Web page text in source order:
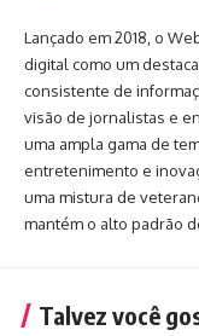
Lançado em 2018, o
digital como um
consistente de
visão de jornalistas e
uma ampla gama de
entretenimento e
uma mistura de
mantém o alto padrão
Talvez você